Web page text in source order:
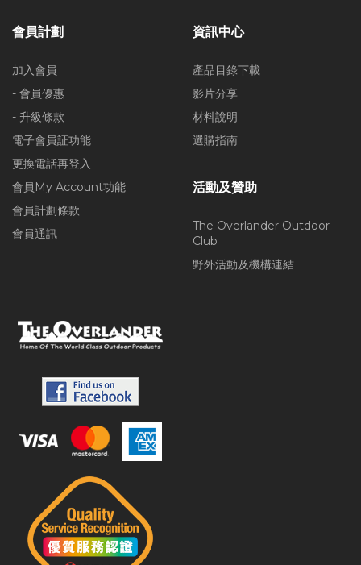
會員計劃
加入會員
- 會員優惠
- 升級條款
電子會員証功能
更換電話再登入
會員My Account功能
會員計劃條款
會員通訊
資訊中心
產品目錄下載
影片分享
材料說明
選購指南
活動及贊助
The Overlander Outdoor
Club
野外活動及機構連結